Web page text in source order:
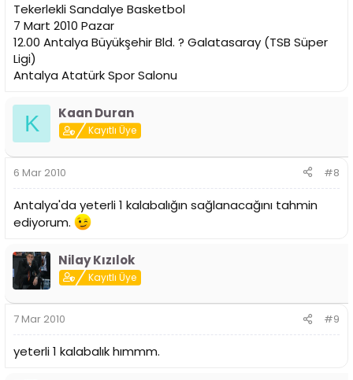
Tekerlekli Sandalye Basketbol
7 Mart 2010 Pazar
12.00 Antalya Büyükşehir Bld. ? Galatasaray (TSB Süper
Ligi)
Antalya Atatürk Spor Salonu
K Kaan Duran
Kayıtlı Üye
6 Mar 2010 #8
Antalya'da yeterli 1 kalabalığın sağlanacağını tahmin
ediyorum.
Nilay Kızılok
Kayıtlı Üye
7 Mar 2010 #9
yeterli 1 kalabalık hımmm.